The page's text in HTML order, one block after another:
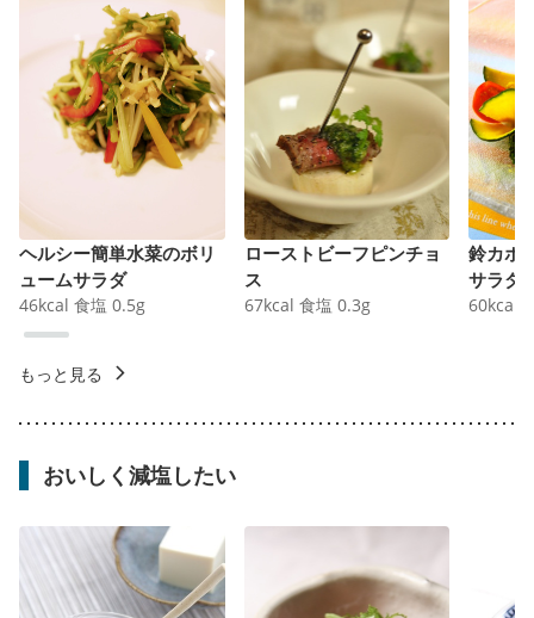
ヘルシー簡単水菜のボリ
ュームサラダ
46kcal 食塩 0.5g
ローストビーフピンチョ
ス
67kcal 食塩 0.3g
鈴カボ
サラダ
60kcal
もっと見る
おいしく減塩したい